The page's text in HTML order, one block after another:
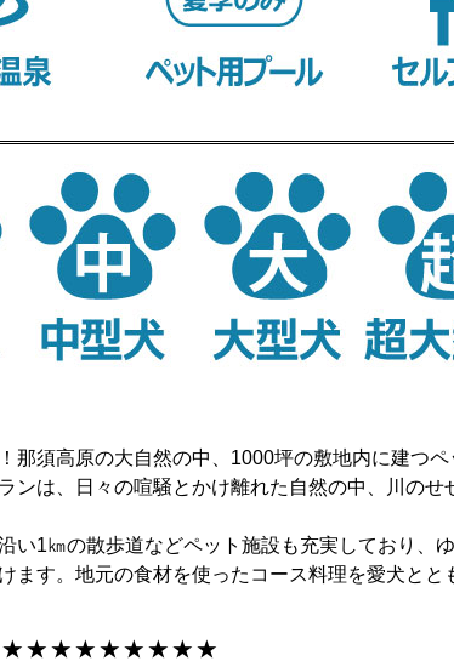
那須高原の大自然の中、1000坪の敷地内に建つペ
ンは、日々の喧騒とかけ離れた自然の中、川の
い1㎞の散歩道などペット施設も充実しており、
ます。地元の食材を使ったコース料理を愛犬とと
★ ★ ★ ★ ★ ★ ★ ★ ★ ★